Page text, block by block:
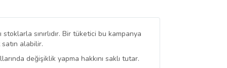
stoklarla sınırlıdır. Bir tüketici bu kampanya
alabilir.
değişiklik yapma hakkını saklı tutar.